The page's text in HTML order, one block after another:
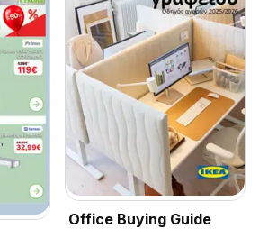
Office Buying Guide